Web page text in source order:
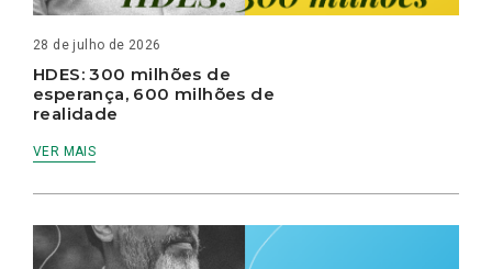
28 de julho de 2026
HDES: 300 milhões de
esperança, 600 milhões de
realidade
VER MAIS